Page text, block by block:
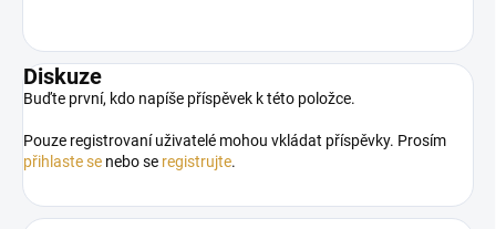
Diskuze
Buďte první, kdo napíše příspěvek k této položce.
Pouze registrovaní uživatelé mohou vkládat příspěvky. Prosím
přihlaste se nebo se registrujte.